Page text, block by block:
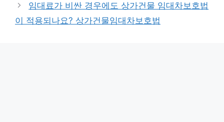
임대료가 비싼 경우에도 상가건물 임대차보호법
이 적용되나요? 상가건물임대차보호법